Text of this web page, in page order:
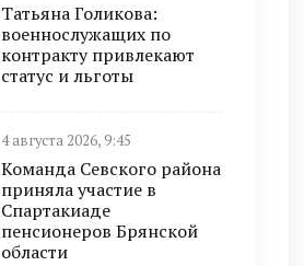
Татьяна Голикова:
военнослужащих по
контракту привлекают
статус и льготы
4 августа 2026, 9:45
Команда Севского района
приняла участие в
Спартакиаде
пенсионеров Брянской
области